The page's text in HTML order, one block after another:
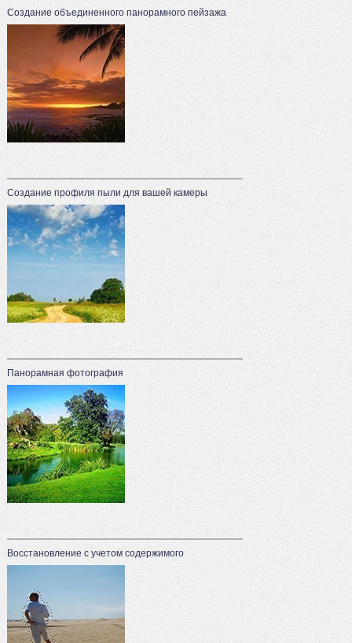
Создание объединенного панорамного пейзажа
Создание профиля пыли для вашей камеры
Панорамная фотография
Восстановление с учетом содержимого